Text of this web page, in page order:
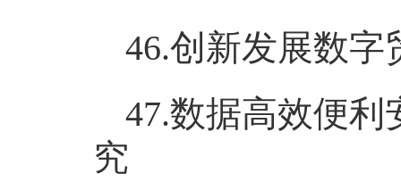
46.创新发展数
47.数据高效便
究